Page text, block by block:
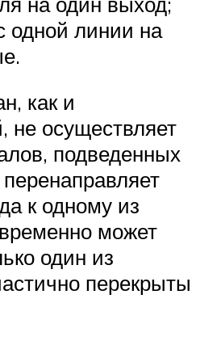
одной линии на
как и
не осуществляет
подведенных
к одному из
может
один из
перекрыты